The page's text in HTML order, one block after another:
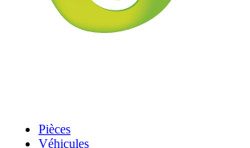
Pièces
Véhicules